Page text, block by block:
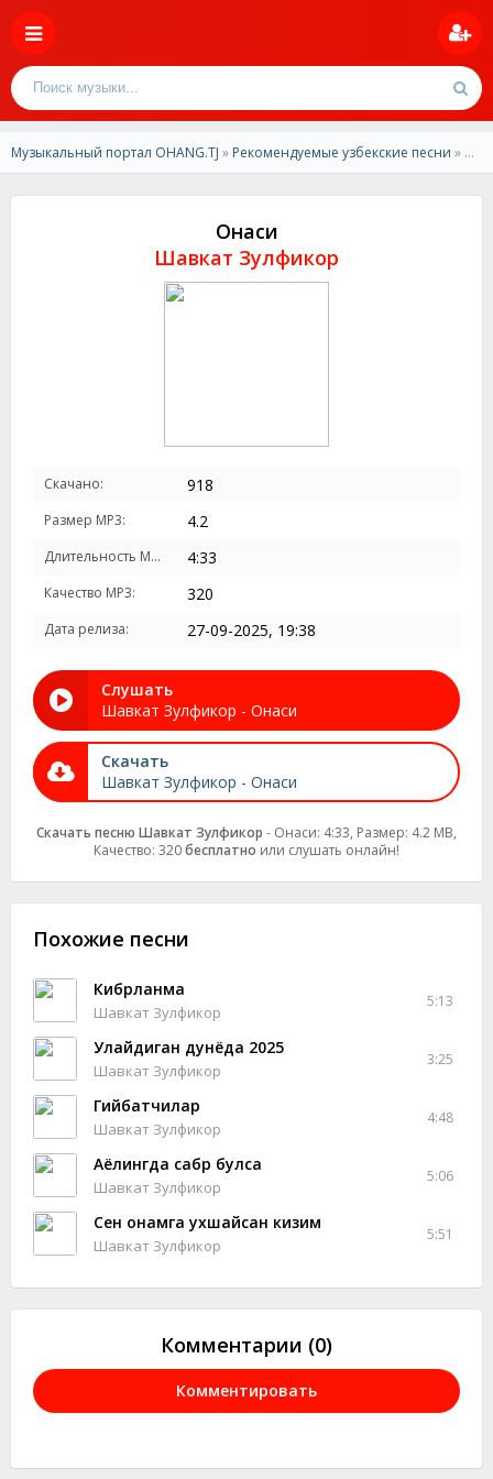
Музыкальный портал OHANG.TJ » Рекомендуемые узбекские песни » Шавкат Зулфикор - Онаси
Онаси
Шавкат Зулфикор
Скачано: 918
Размер MP3: 4.2
Длительность MP3: 4:33
Качество MP3: 320
Дата релиза: 27-09-2025, 19:38
Слушать
Шавкат Зулфикор - Онаси
Скачать
Шавкат Зулфикор - Онаси
Скачать песню Шавкат Зулфикор - Онаси: 4:33, Размер: 4.2 MB,
Качество: 320бесплатно или слушать онлайн!
Похожие песни
Кибрланма
Шавкат Зулфикор
5:13
Улайдиган дунёда 2025
Шавкат Зулфикор
3:25
Гийбатчилар
Шавкат Зулфикор
4:48
Аёлингда сабр булса
Шавкат Зулфикор
5:06
Сен онамга ухшайсан кизим
Шавкат Зулфикор
5:51
Комментарии (0)
Комментировать